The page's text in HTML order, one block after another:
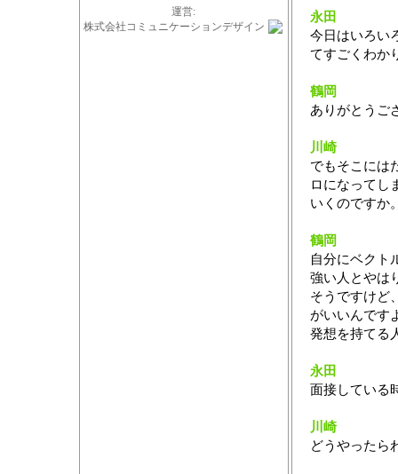
運営:
株式会社コミュニケーションデザイン
永田
今日はいろい
てすごくわか
鶴岡
ありがとうご
川崎
でもそこには
ロになってし
いくのですか
鶴岡
自分にベクト
強い人とやは
そうですけど
がいいんです
発想を持てる
永田
面接している
川崎
どうやったら